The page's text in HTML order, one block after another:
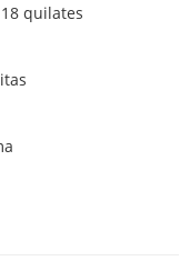
quilates